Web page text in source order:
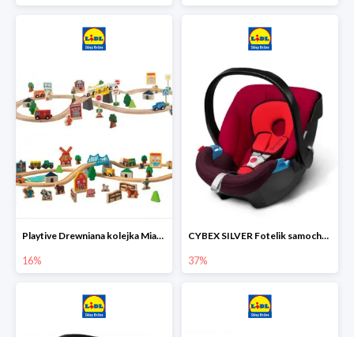
Playtive Drewniana kolejka Miasto lub Farma
16%
CYBEX SILVER Fotelik samochodowy
37%